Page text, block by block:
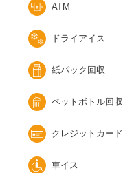
ATM
ドライアイス
紙パック回収
ペットボトル回収
クレジットカード
車イス